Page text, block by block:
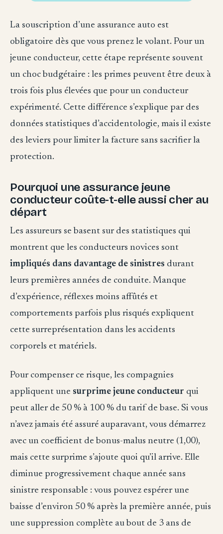
La souscription d’une assurance auto est
obligatoire dès que vous prenez le volant. Pour un
jeune conducteur, cette étape représente souvent
un choc budgétaire : les primes peuvent être deux à
trois fois plus élevées que pour un conducteur
expérimenté. Cette différence s’explique par des
données statistiques d’accidentologie, mais il existe
des leviers pour limiter la facture sans sacrifier la
protection.
Pourquoi une assurance jeune
conducteur coûte-t-elle aussi cher au
départ
Les assureurs se basent sur des statistiques qui
montrent que les conducteurs novices sont
impliqués dans davantage de sinistres durant
leurs premières années de conduite. Manque
d’expérience, réflexes moins affûtés et
comportements parfois plus risqués expliquent
cette surreprésentation dans les accidents
corporels et matériels.
Pour compenser ce risque, les compagnies
appliquent une surprime jeune conducteur qui
peut aller de 50 % à 100 % du tarif de base. Si vous
n’avez jamais été assuré auparavant, vous démarrez
avec un coefficient de bonus-malus neutre (1,00),
mais cette surprime s’ajoute quoi qu’il arrive. Elle
diminue progressivement chaque année sans
sinistre responsable : vous pouvez espérer une
baisse d’environ 50 % après la première année, puis
une suppression complète au bout de 3 ans de